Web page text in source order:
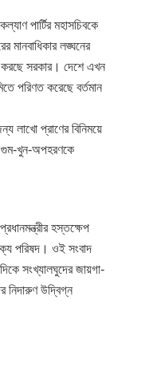
পার্টির মহাসচিবকে
মানবাধিকার লঙ্ঘনের
করছে সরকার। দেশে এখন
পরিণত করেছে বর্তমান
লাখো প্রাণের বিনিময়ে
গুম-খুন-অপহরণকে
হস্তক্ষেপ
পরিষদ। ওই সংবাদ
সংখ্যালঘুদের জায়গা-
নিদারুণ উদ্বিগ্ন